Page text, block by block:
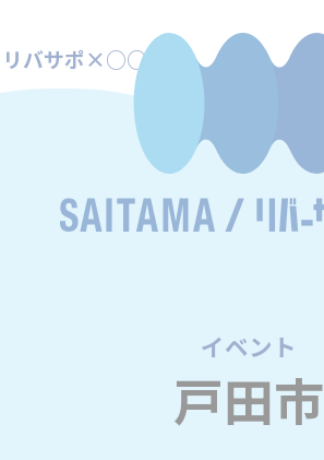
リバサポ×○○
イベント
/
戸田市